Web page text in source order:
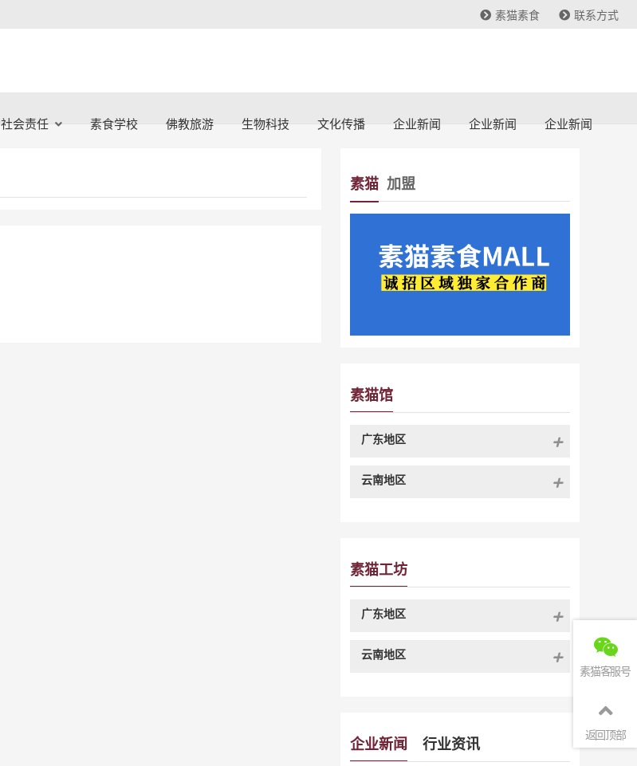
素猫素食 联系方式
社会责任 素食学校 佛教旅游 生物科技 文化传播 企业新闻 企业新闻 企业新闻
素猫 加盟
素猫馆
广东地区
云南地区
素猫工坊
广东地区
云南地区
企业新闻 行业资讯
素猫客服号
返回顶部